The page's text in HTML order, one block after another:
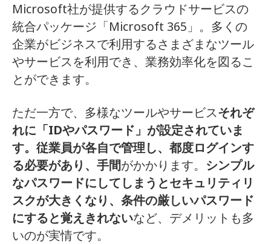
Microsoft社が提供するクラウドサービスの
統合パッケージ「Microsoft 365」。多くの
企業がビジネスで利用するさまざまなツール
やサービスを利用でき、業務効率化を図るこ
とができます。
ただ一方で、多様なツールやサービスそれぞ
れに「IDやパスワード」が設定されていま
す。従業員が各自で管理し、都度ログインす
る必要があり、手間がかかります。 シンプル
なパスワードにしてしまうとセキュリティリ
スクが大きくなり、条件の厳しいパスワード
にすると覚えきれないなど、デメリットも多
いのが実情です。